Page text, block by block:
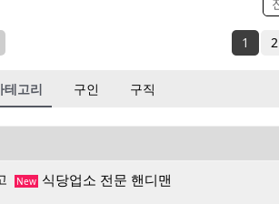
1 2
테고리 구인 구직
New 식당업소 전문 핸디맨